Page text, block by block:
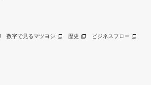
数字で見るマツヨシ 歴史 ビジネスフロー